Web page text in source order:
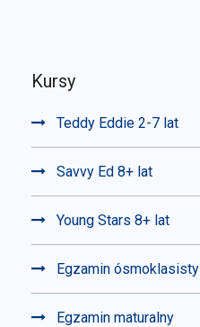
Kursy
Teddy Eddie 2-7 lat
Savvy Ed 8+ lat
Young Stars 8+ lat
Egzamin ósmoklasisty
Egzamin maturalny